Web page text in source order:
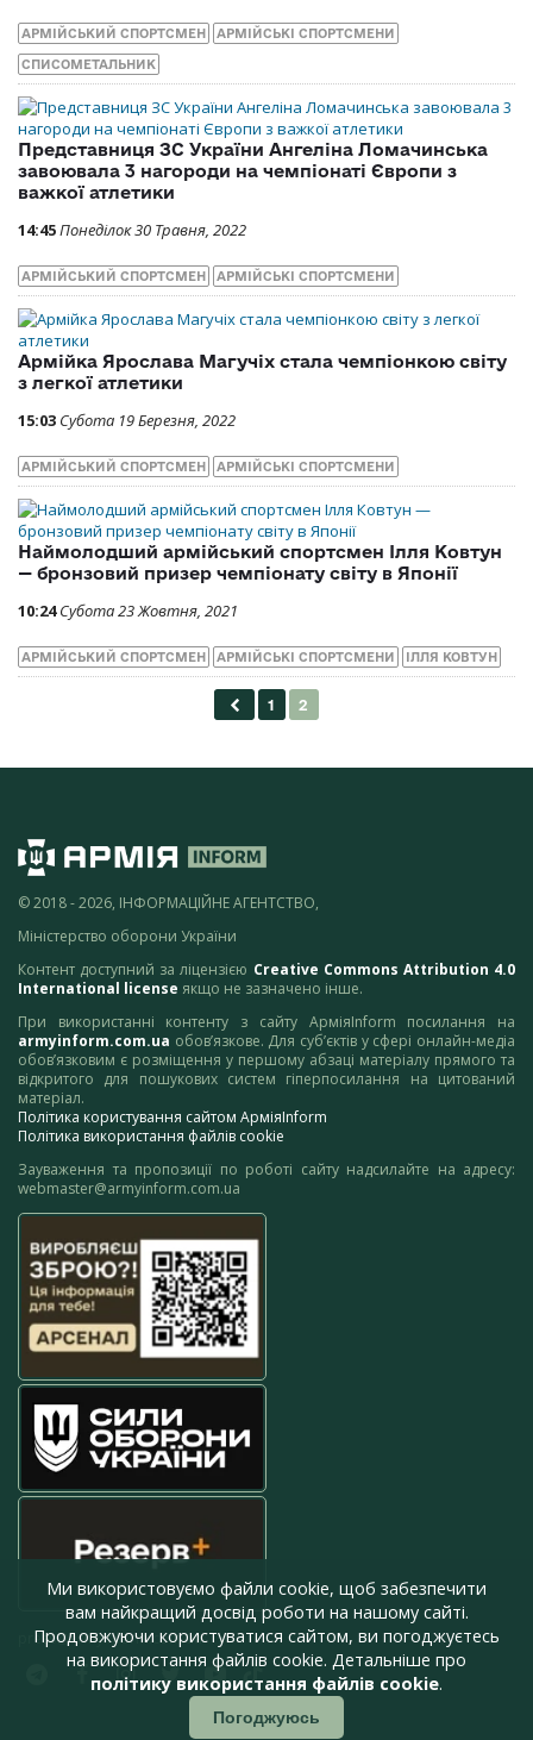
АРМІЙСЬКИЙ СПОРТСМЕН АРМІЙСЬКІ СПОРТСМЕНИ
СПИСОМЕТАЛЬНИК
Представниця ЗС України Ангеліна Ломачинська
завоювала 3 нагороди на чемпіонаті Європи з
важкої атлетики
14:45Понеділок 30 Травня, 2022
АРМІЙСЬКИЙ СПОРТСМЕН АРМІЙСЬКІ СПОРТСМЕНИ
Армійка Ярослава Магучіх стала чемпіонкою світу
з легкої атлетики
15:03 Субота 19 Березня, 2022
АРМІЙСЬКИЙ СПОРТСМЕН АРМІЙСЬКІ СПОРТСМЕНИ
Наймолодший армійський спортсмен Ілля Ковтун
— бронзовий призер чемпіонату світу в Японії
10:24 Субота 23 Жовтня, 2021
АРМІЙСЬКИЙ СПОРТСМЕН АРМІЙСЬКІ СПОРТСМЕНИ ІЛЛЯ КОВТУН
© 2018 - 2026, ІНФОРМАЦІЙНЕ АГЕНТСТВО,
Міністерство оборони України
Контент доступний за ліцензією Creative Commons Attribution 4.0
International license якщо не зазначено інше.
При використанні контенту з сайту АрміяInform посилання на
armyinform.com.ua обов’язкове. Для суб’єктів у сфері онлайн-медіа
обов’язковим є розміщення у першому абзаці матеріалу прямого та
відкритого для пошукових систем гіперпосилання на цитований
матеріал.
Політика користування сайтом АрміяInform
Політика використання файлів cookie
Зауваження та пропозиції по роботі сайту надсилайте на адресу:
webmaster@armyinform.com.ua
press@armyinform.com.ua
Ми використовуємо файли cookie, щоб забезпечити
вам найкращий досвід роботи на нашому сайті.
Продовжуючи користуватися сайтом, ви погоджуєтесь
на використання файлів cookie. Детальніше про
політику використання файлів cookie.
Погоджуюсь